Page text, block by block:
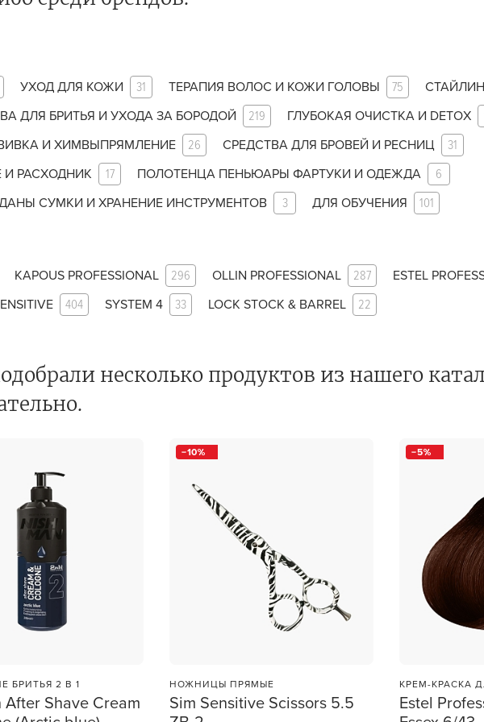
и
бровей и
парфюм
и
УХОД ДЛЯ КОЖИ 31 ТЕРАПИЯ ВОЛОС И КОЖИ ГОЛОВЫ 75
ДЛЯ БРИТЬЯ И УХОДА ЗА БОРОДОЙ 219 ГЛУБОКАЯ ОЧИСТКА И DETOX
И ХИМВЫПРЯМЛЕНИЕ 26 СРЕДСТВА ДЛЯ БРОВЕЙ И РЕСНИЦ 31
РАСХОДНИК 17 ПОЛОТЕНЦА ПЕНЬЮАРЫ ФАРТУКИ И ОДЕЖДА 6
СУМКИ И ХРАНЕНИЕ ИНСТРУМЕНТОВ 3 ДЛЯ ОБУЧЕНИЯ 101
KAPOUS PROFESSIONAL 296 OLLIN PROFESSIONAL 287 ESTEL
404 SYSTEM 4 33 LOCK STOCK & BARREL 22
несколько продуктов из нашего
БРИТЬЯ 2 В 1
After Shave Cream
10
НОЖНИЦЫ ПРЯМЫЕ
Sim Sensitive Scissors 5.5
5
КРЕМ-КРАСКА
Estel
В новом приложении RedHare Market